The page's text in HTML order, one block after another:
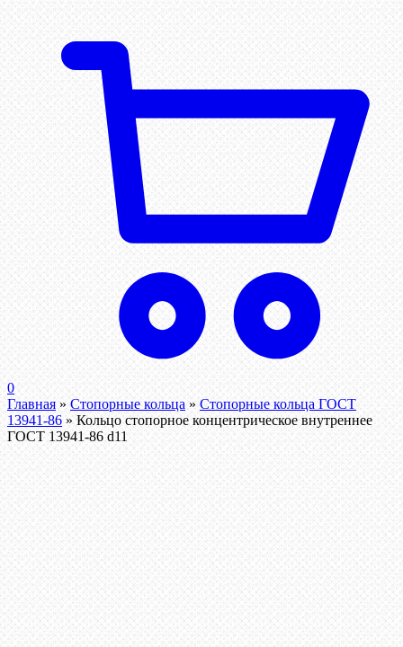
0
Главная » Стопорные кольца » Стопорные кольца ГОСТ
13941-86 » Кольцо стопорное концентрическое внутреннее
ГОСТ 13941-86 d11